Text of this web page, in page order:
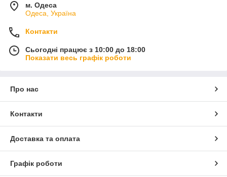
м. Одеса
Одеса, Україна
Контакти
Сьогодні працює з 10:00 до 18:00
Показати весь графік роботи
Про нас
Контакти
Доставка та оплата
Графік роботи